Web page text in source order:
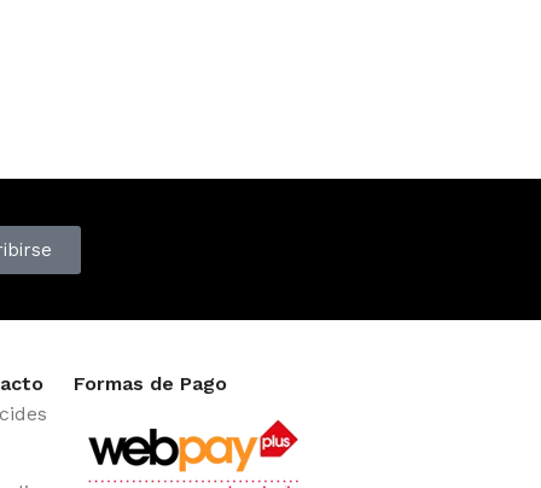
Formas de Pago